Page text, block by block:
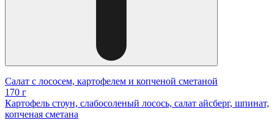
Салат с лососем, картофелем и копченой сметаной
170 г
Картофель стоун, слабосоленый лосось, салат айсберг, шпинат,
копченая сметана